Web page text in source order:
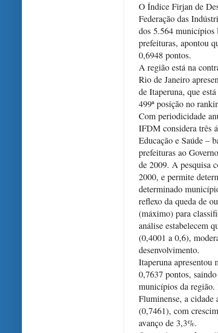
O Índice Firjan de
Federação das
dos 5.564 municípios
prefeituras, apontou
0,6948 pontos.
A região está na
Rio de Janeiro
de Itaperuna, que
499ª posição no
Com periodicidade
IFDM considera três
Educação e Saúde –
prefeituras ao
de 2009. A pesquisa
2000, e permite
determinado
reflexo da queda de
(máximo) para
análise estabelecem
(0,4001 a 0,6),
desenvolvimento.
Itaperuna apresentou
0,7637 pontos,
municípios da
Fluminense, a cidade
(0,7461), com
avanço de 3,3%.